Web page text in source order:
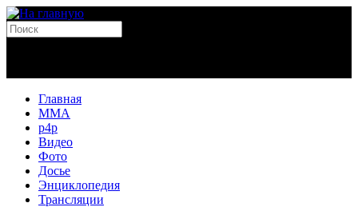
Главная
MMA
p4p
Видео
Фото
Досье
Энциклопедия
Трансляции